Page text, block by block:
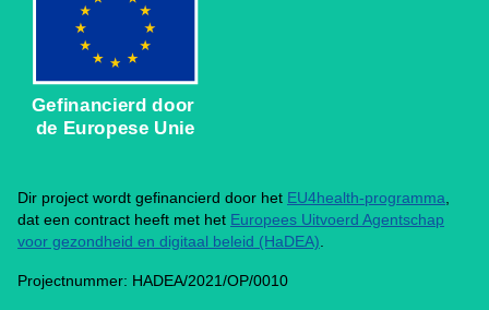
Gefinancierd door
de Europese Unie
Dir project wordt gefinancierd door het EU4health-programma
dat een contract heeft met het Europees Uitvoerd Agentschap
voor gezondheid en digitaal beleid (HaDEA)
Projectnummer: HADEA/2021/OP/0010